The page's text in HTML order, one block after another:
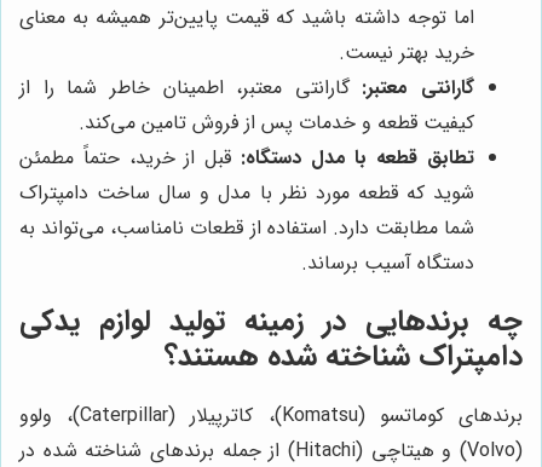
اما توجه داشته باشید که قیمت پایین‌تر همیشه به معنای
خرید بهتر نیست.
گارانتی معتبر: گارانتی معتبر، اطمینان خاطر شما را از
کیفیت قطعه و خدمات پس از فروش تامین می‌کند.
تطابق قطعه با مدل دستگاه: قبل از خرید، حتماً مطمئن
شوید که قطعه مورد نظر با مدل و سال ساخت دامپتراک
شما مطابقت دارد. استفاده از قطعات نامناسب، می‌تواند به
دستگاه آسیب برساند.
چه برندهایی در زمینه تولید لوازم یدکی
دامپتراک شناخته شده هستند؟
برندهای کوماتسو (Komatsu)، کاترپیلار (Caterpillar)، ولوو
(Volvo) و هیتاچی (Hitachi) از جمله برندهای شناخته شده در